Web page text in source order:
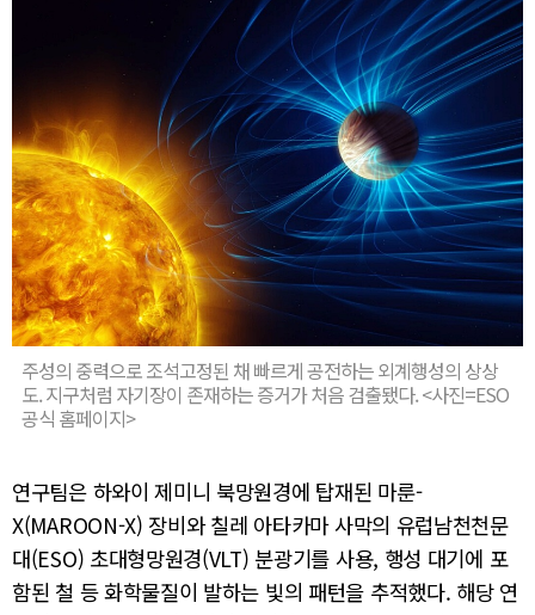
주성의 중력으로 조석고정된 채 빠르게 공전하는 외계행성의 상상
도. 지구처럼 자기장이 존재하는 증거가 처음 검출됐다. <사진=ESO
공식 홈페이지>
연구팀은 하와이 제미니 북망원경에 탑재된 마룬-
X(MAROON-X) 장비와 칠레 아타카마 사막의 유럽남천천문
대(ESO) 초대형망원경(VLT) 분광기를 사용, 행성 대기에 포
함된 철 등 화학물질이 발하는 빛의 패턴을 추적했다. 해당 연